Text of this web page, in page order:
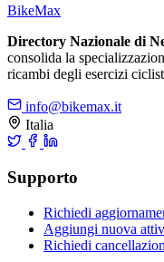
BikeMax
Directory Nazionale di
consolida la
ricambi degli esercizi
info@bikemax.it
Italia
Supporto
Richiedi
Aggiungi nuova
Richiedi